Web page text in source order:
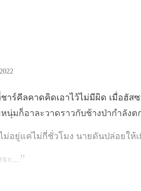
ม่มีผิด เมื่อฮัส
ม่อยู่แค่ไม่กี่ชั่วโมง นา